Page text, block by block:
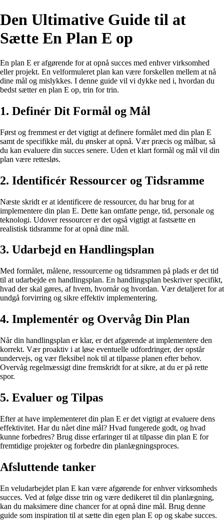
Den Ultimative Guide til at
Sætte En Plan E op
En plan E er afgørende for at opnå succes med enhver virksomhed
eller projekt. En velformuleret plan kan være forskellen mellem at nå
dine mål og mislykkes. I denne guide vil vi dykke ned i, hvordan du
bedst sætter en plan E op, trin for trin.
1. Definér Dit Formål og Mål
Først og fremmest er det vigtigt at definere formålet med din plan E
samt de specifikke mål, du ønsker at opnå. Vær præcis og målbar, så
du kan evaluere din succes senere. Uden et klart formål og mål vil din
plan være rettesløs.
2. Identificér Ressourcer og Tidsramme
Næste skridt er at identificere de ressourcer, du har brug for at
implementere din plan E. Dette kan omfatte penge, tid, personale og
teknologi. Udover ressourcer er det også vigtigt at fastsætte en
realistisk tidsramme for at opnå dine mål.
3. Udarbejd en Handlingsplan
Med formålet, målene, ressourcerne og tidsrammen på plads er det tid
til at udarbejde en handlingsplan. En handlingsplan beskriver specifikt,
hvad der skal gøres, af hvem, hvornår og hvordan. Vær detaljeret for at
undgå forvirring og sikre effektiv implementering.
4. Implementér og Overvåg Din Plan
Når din handlingsplan er klar, er det afgørende at implementere den
korrekt. Vær proaktiv i at løse eventuelle udfordringer, der opstår
undervejs, og vær fleksibel nok til at tilpasse planen efter behov.
Overvåg regelmæssigt dine fremskridt for at sikre, at du er på rette
spor.
5. Evaluer og Tilpas
Efter at have implementeret din plan E er det vigtigt at evaluere dens
effektivitet. Har du nået dine mål? Hvad fungerede godt, og hvad
kunne forbedres? Brug disse erfaringer til at tilpasse din plan E for
fremtidige projekter og forbedre din planlægningsproces.
Afsluttende tanker
En veludarbejdet plan E kan være afgørende for enhver virksomheds
succes. Ved at følge disse trin og være dedikeret til din planlægning,
kan du maksimere dine chancer for at opnå dine mål. Brug denne
guide som inspiration til at sætte din egen plan E op og skabe succes.